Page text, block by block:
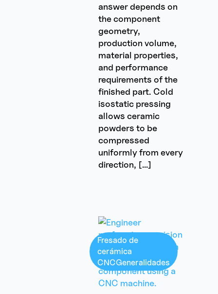
answer depends on
the component
geometry,
production volume,
material properties,
and performance
requirements of the
finished part. Cold
isostatic pressing
allows ceramic
powders to be
compressed
uniformly from every
direction, […]
Fresado de
cerámica
CNCGeneralidades